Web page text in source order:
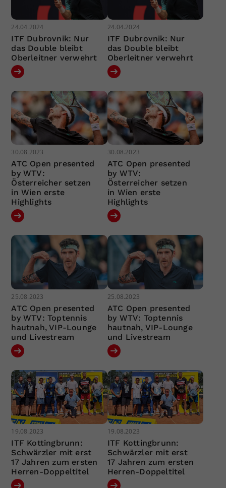
24.04.2024
ITF Dubrovnik: Nur
das Double bleibt
Oberleitner verwehrt
24.04.2024
ITF Dubrovnik: Nur
das Double bleibt
Oberleitner verwehrt
30.08.2023
ATC Open presented
by WTV:
Österreicher setzen
in Wien erste
Highlights
30.08.2023
ATC Open presented
by WTV:
Österreicher setzen
in Wien erste
Highlights
25.08.2023
ATC Open presented
by WTV: Toptennis
hautnah, VIP-Lounge
und Livestream
25.08.2023
ATC Open presented
by WTV: Toptennis
hautnah, VIP-Lounge
und Livestream
19.08.2023
ITF Kottingbrunn:
Schwärzler mit erst
17 Jahren zum ersten
Herren-Doppeltitel
19.08.2023
ITF Kottingbrunn:
Schwärzler mit erst
17 Jahren zum ersten
Herren-Doppeltitel